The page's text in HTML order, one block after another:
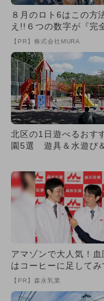
８月のロト6はこの方
え!!６つの数字が『完
致』する方法
【PR】株式会社MURA
北区の1日遊べるおす
園5選 遊具＆水遊び
アマゾンで大人気！血
はコーヒーに足してみ
【PR】森永乳業